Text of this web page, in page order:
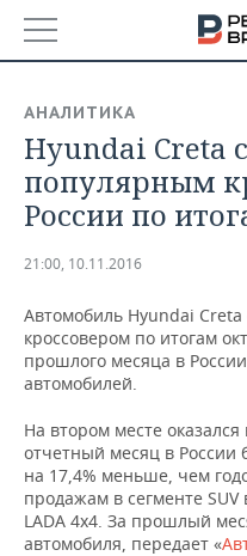
БАШКОРТОСТАН
ТАТАРСТАН
НОВОСТИ
АНАЛИТИКА
ДЕКЛАРАЦИИ О
КОРОЛИ ГОСЗАКАЗА
КОМУ ПРИНАДЛЕЖАТ
ТОРГОВЫЕ ЦЕНТРЫ
ТАТАРСТАНА
НОВОСТИ ЭКОНОМИКИ
ФИНАНСЫ
БЮДЖЕТ
ИНВЕСТИЦИИ
ПРОМЫШЛЕННОСТЬ
НОВОСТИ
ПРОМЫШЛЕННОСТИ
АГРОПРОМ
МАШИНОСТРОЕНИЕ
НЕФТЕХИМИЯ
НЕДВИЖИМОСТЬ
НОВОСТИ АВТО
БИЗНЕС
НОВОСТИ БИЗНЕСА
ТЕХНОЛОГИИ
АНАЛИТИКА
Hyundai Creta
популярным
России по
21:00, 10.11.2016
Автомобиль Hyundai
кроссовером по итогам
прошлого месяца в
автомобилей.
На втором месте
отчетный месяц в России
на 17,4% меньше, чем
продажам в сегменте
LADA 4x4. За прошлый
автомобиля, передает «